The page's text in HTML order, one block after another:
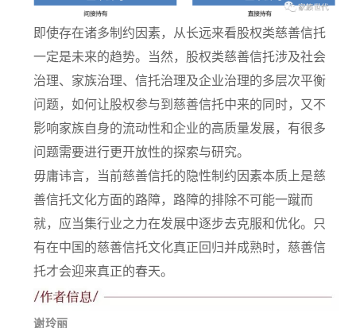
即使存在诸多制约因素，从长远来看股权类慈善信托
一定是未来的趋势。当然，股权类慈善信托涉及社会
治理、家族治理、信托治理及企业治理的多层次平衡
问题，如何让股权参与到慈善信托中来的同时，又不
影响家族自身的流动性和企业的高质量发展，有很多
问题需要进行更开放性的探索与研究。
毋庸讳言，当前慈善信托的隐性制约因素本质上是慈
善信托文化方面的路障，路障的排除不可能一蹴而
就，应当集行业之力在发展中逐步去克服和优化。只
有在中国的慈善信托文化真正回归并成熟时，慈善信
托才会迎来真正的春天。
谢玲丽